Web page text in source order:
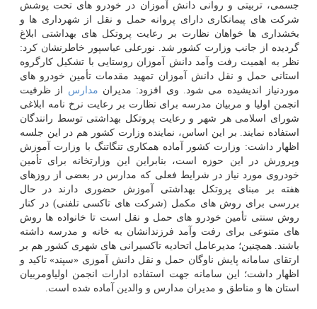
جسمی، تربیتی و روانی دانش آموزان در خودرو های تحت پوشش
شرکت های پیمانکاری دارای پروانه حمل و نقل از شهرداری ها و
بخشداری ها خواهان نظارت بر رعایت پروتکل های بهداشتی ابلاغ
گردیده از جانب وزارت کشور شد. نورعلی عباسپور خاطرنشان کرد:
نظر به اهمیت رفت وآمد دانش آموزان روستایی با تشکیل کارگروه
استانی حمل و نقل دانش آموزان تمهید مقدمات تأمین خودرو های
موردنیاز اندیشیده می شود. وی افزود: مدیران مدارس از ظرفیت
انجمن اولیا و مربیان مدرسه برای نظارت بر رعایت نرخ نامه ابلاغی
شورای اسلامی هر شهر و رعایت پروتکل بهداشتی توسط رانندگان
استفاده نمایند. بر این اساس، نماینده وزارت کشور هم در این جلسه
اظهار داشت: وزارت کشور آماده همکاری تنگاتنگ با وزارت آموزش
وپرورش در این حوزه است، بنابراین این وزارتخانه برای تأمین
خودروی مورد نیاز در شرایط فعلی که مدارس در بعضی از روزهای
هفته بر مبنای پروتکل بهداشتی آموزش حضوری دارند در حال
بررسی برای روش های مکمل (شرکت های تاکسی تلفنی) در کنار
روش سنتی تأمین خودرو های حمل و نقل است تا خانواده ها روش
های متنوعی برای رفت وآمد فرزندانشان به خانه و مدرسه داشته
باشند. همچنین؛ مدیرعامل اتحادیه تاکسیرانی های شهری کشور هم بر
ارتقای سامانه پایش ناوگان حمل و نقل دانش آموزی «سپند» تاکید و
اظهار داشت؛ این سامانه جهت استفاده ادارات انجمن اولیاومربیان
استان ها و مناطق و مدیران مدارس و والدین آماده شده است.